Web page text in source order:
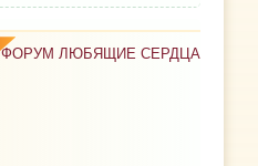
ФОРУМ ЛЮБЯЩИЕ СЕРДЦА